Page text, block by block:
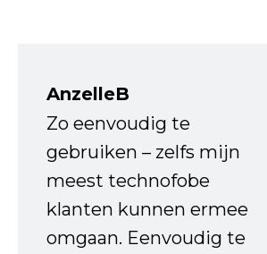
AnzelleB
Zo eenvoudig te
gebruiken – zelfs mijn
meest technofobe
klanten kunnen ermee
omgaan. Eenvoudig te